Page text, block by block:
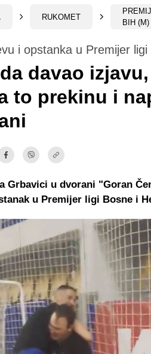
RUKOMET
BIH (M)
i opstanka u Premijer ligi
davao
to prekinu i
Grbavici u dvorani "Goran
u Premijer ligi Bosne i